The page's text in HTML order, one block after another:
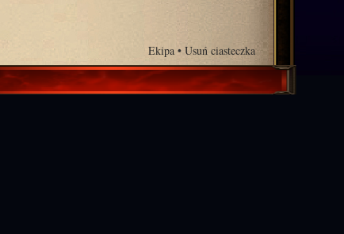
Ekipa • Usuń ciasteczka